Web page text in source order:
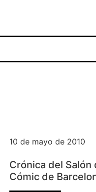
10 de mayo de 2010
Crónica del Salón
Cómic de